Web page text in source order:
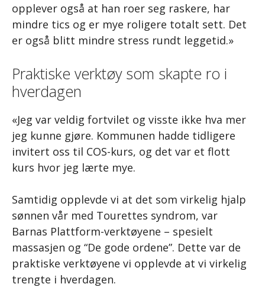
opplever også at han roer seg raskere, har
mindre tics og er mye roligere totalt sett. Det
er også blitt mindre stress rundt leggetid.»
Praktiske verktøy som skapte ro i
hverdagen
«Jeg var veldig fortvilet og visste ikke hva mer
jeg kunne gjøre. Kommunen hadde tidligere
invitert oss til COS-kurs, og det var et flott
kurs hvor jeg lærte mye.
Samtidig opplevde vi at det som virkelig hjalp
sønnen vår med Tourettes syndrom, var
Barnas Plattform-verktøyene – spesielt
massasjen og “De gode ordene”. Dette var de
praktiske verktøyene vi opplevde at vi virkelig
trengte i hverdagen.